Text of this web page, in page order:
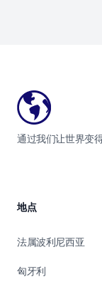
通过我们让世界变
地点
法属波利尼西亚
匈牙利